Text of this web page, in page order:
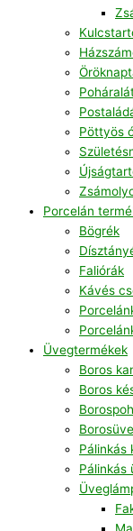
Pöttyös
Porcelán
Bögrék
Faliórák
Kávés
Üvegtermékek
Boros
Boros
Pálinkás
Pálinkás